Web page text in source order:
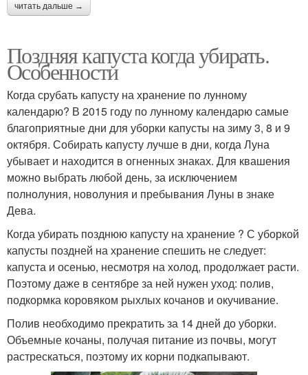
читать дальше →
Поздняя капуста когда убирать.
Особенности
Когда срубать капусту на хранение по лунному
календарю? В 2015 году по лунному календарю самые
благоприятные дни для уборки капусты на зиму 3, 8 и 9
октября. Собирать капусту лучше в дни, когда Луна
убывает и находится в огненных знаках. Для квашения
можно выбрать любой день, за исключением
полнолуния, новолуния и пребывания Луны в знаке
Дева.
Когда убирать позднюю капусту на хранение ? С уборкой
капусты поздней на хранение спешить не следует:
капуста и осенью, несмотря на холод, продолжает расти.
Поэтому даже в сентябре за ней нужен уход: полив,
подкормка коровяком рыхлых кочанов и окучивание.
Полив необходимо прекратить за 14 дней до уборки.
Объемные кочаны, получая питание из почвы, могут
растрескаться, поэтому их корни подкапывают.